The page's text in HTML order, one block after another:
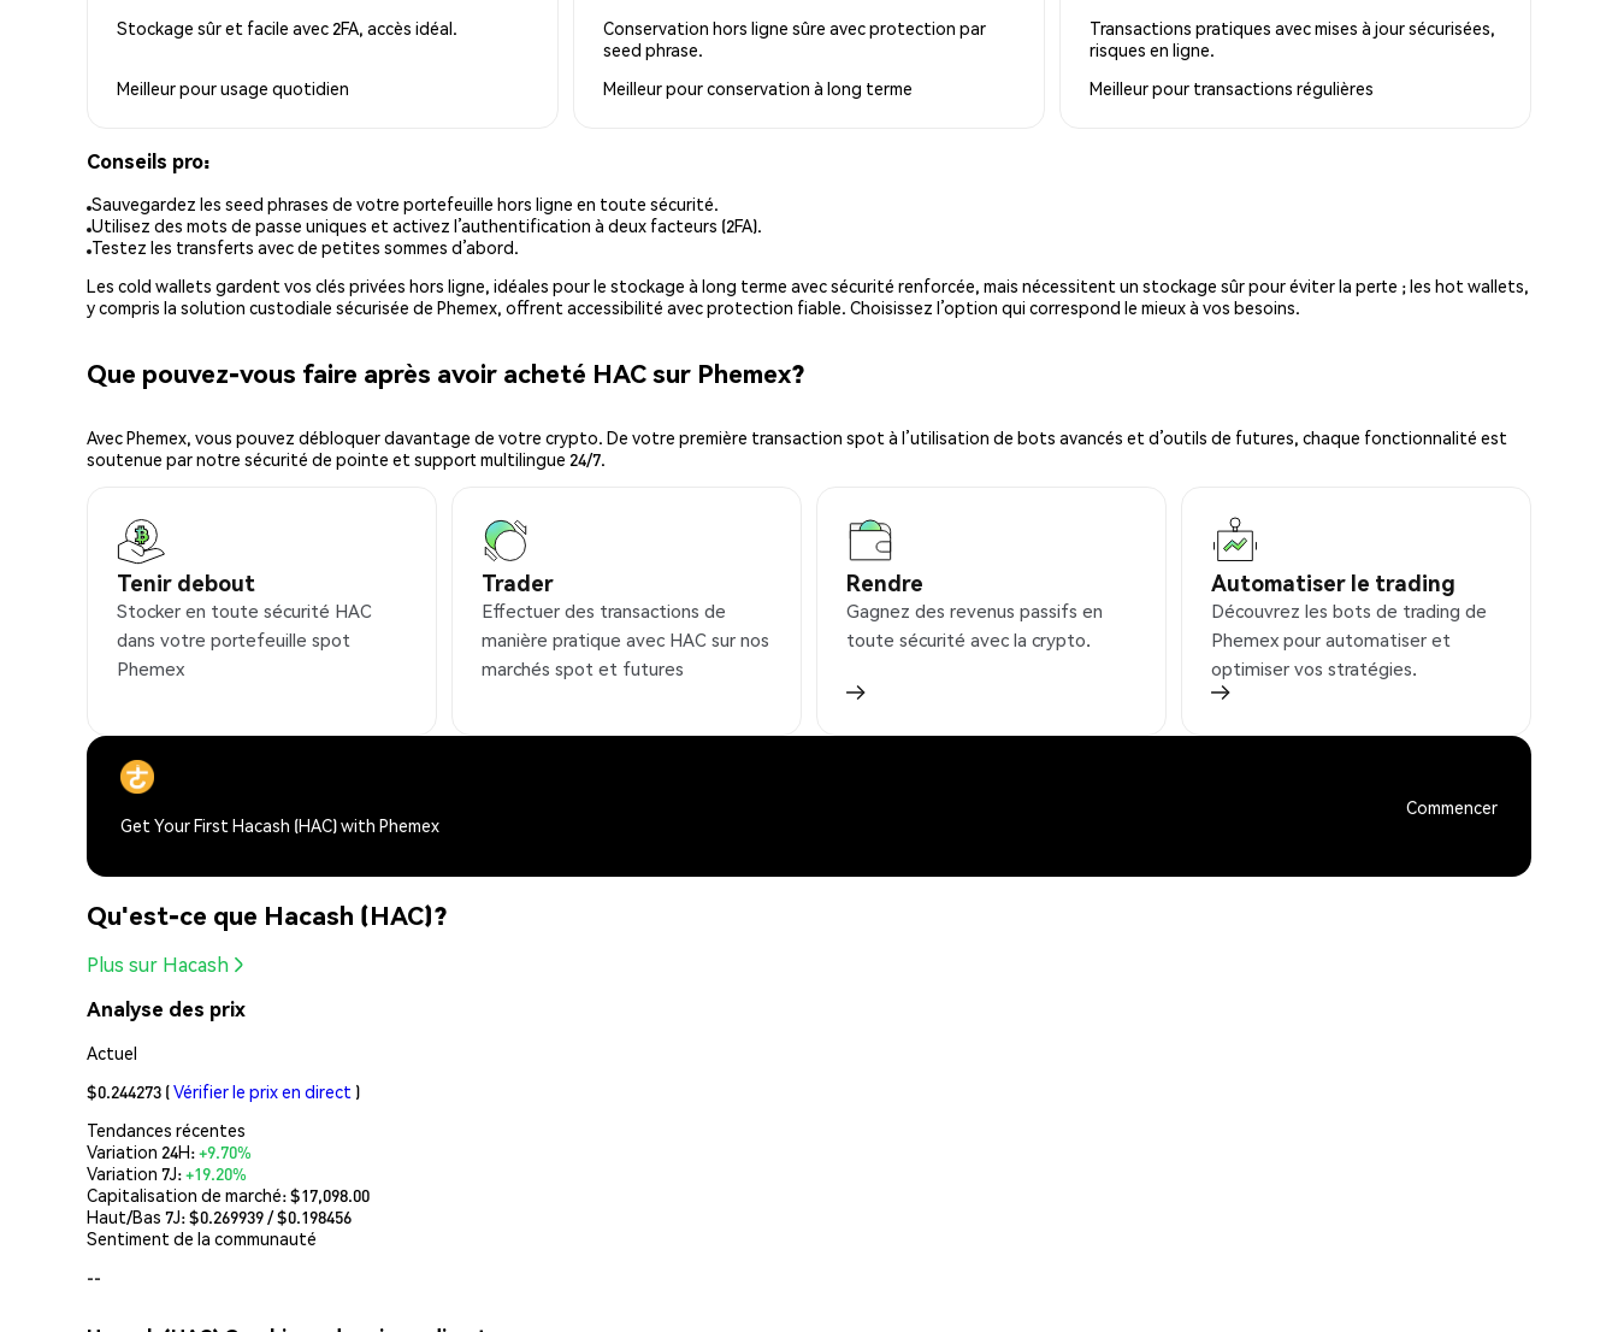
Stockage sûr et facile avec 2FA, accès idéal.
Meilleur pourusage quotidien
Conservation hors ligne sûre avec protection par
seed phrase.
Meilleur pourconservation à long terme
Transactions pratiques avec mises à jour sécurisées,
risques en ligne.
Meilleur pour transactions régulières
Conseils pro:
Sauvegardez les seed phrases de votre portefeuille hors ligne en toute sécurité.
Utilisez des mots de passe uniques et activez l’authentification à deux facteurs (2FA).
Testez les transferts avec de petites sommes d’abord.
Les cold wallets gardent vos clés privées hors ligne, idéales pour le stockage à long terme avec sécurité renforcée, mais nécessitent un stockage sûr pour éviter la perte ; les hot wallets,
y compris la solution custodiale sécurisée de Phemex, offrent accessibilité avec protection fiable. Choisissez l’option qui correspond le mieux à vos besoins.
Que pouvez-vous faire après avoir acheté HAC sur Phemex?
Avec Phemex, vous pouvez débloquer davantage de votre crypto. De votre première transaction spot à l’utilisation de bots avancés et d’outils de futures, chaque fonctionnalité est
soutenue par notre sécurité de pointe et support multilingue 24/7.
Tenir debout
Stocker en toute sécurité HAC
dans votre portefeuille spot
Phemex
Trader
Effectuer des transactions de
manière pratique avec HAC sur nos
marchés spot et futures
Rendre
Gagnez des revenus passifs en
toute sécurité avec la crypto.
Automatiser le trading
Découvrez les bots de trading de
Phemex pour automatiser et
optimiser vos stratégies.
Get Your First Hacash (HAC) with Phemex
Commencer
Qu'est-ce que Hacash (HAC)?
Plus sur Hacash
Analyse des prix
Actuel
$0.244273 (Vérifier le prix en direct )
Tendances récentes
Variation 24H:+9.70%
Variation 7J:+19.20%
Capitalisation de marché:$17,098.00
Haut/Bas 7J: $0.269939/ $0.198456
Sentiment de la communauté
--